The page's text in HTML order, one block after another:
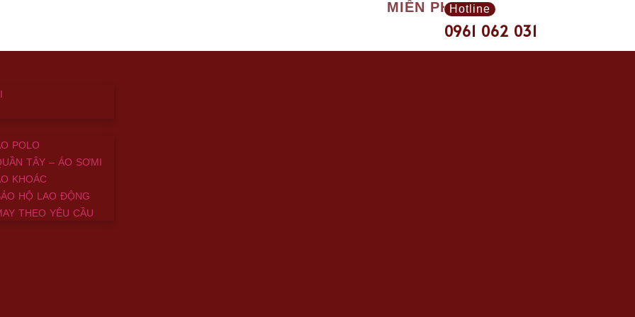
MIỄN PHÍ THIẾT KẾ ÁO MẪU
Hotline
0961 062 031
POLO
TÂY – ÁO SƠMI
KHOÁC
HỘ LAO ĐỘNG
THEO YÊU CẦU
Uniform
Hatin Uniform